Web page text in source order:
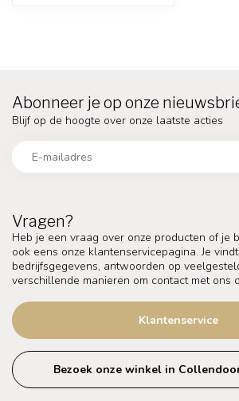
Vragen?
Heb je een vraag over onze producten of je
ook eens onze klantenservicepagina. Je
bedrijfsgegevens, antwoorden op
verschillende manieren om contact met ons
Klantenservice
Bezoek onze winkel in
Abonneer je op onze
Blijf op de hoogte over onze laatste acties